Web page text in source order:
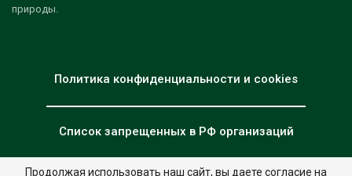
природы.
Политика конфиденциальности и cookies
Список запрещенных в РФ организаций
Продолжая использовать наш сайт, вы даете согласие на